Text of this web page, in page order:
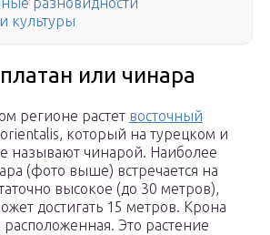
культуры
или чинара
регионе растет восточный
который на турецком и
называют чинарой. Наиболее
(фото выше) встречается на
высокое (до 30 метров),
достигать 15 метров. Крона
Это растение